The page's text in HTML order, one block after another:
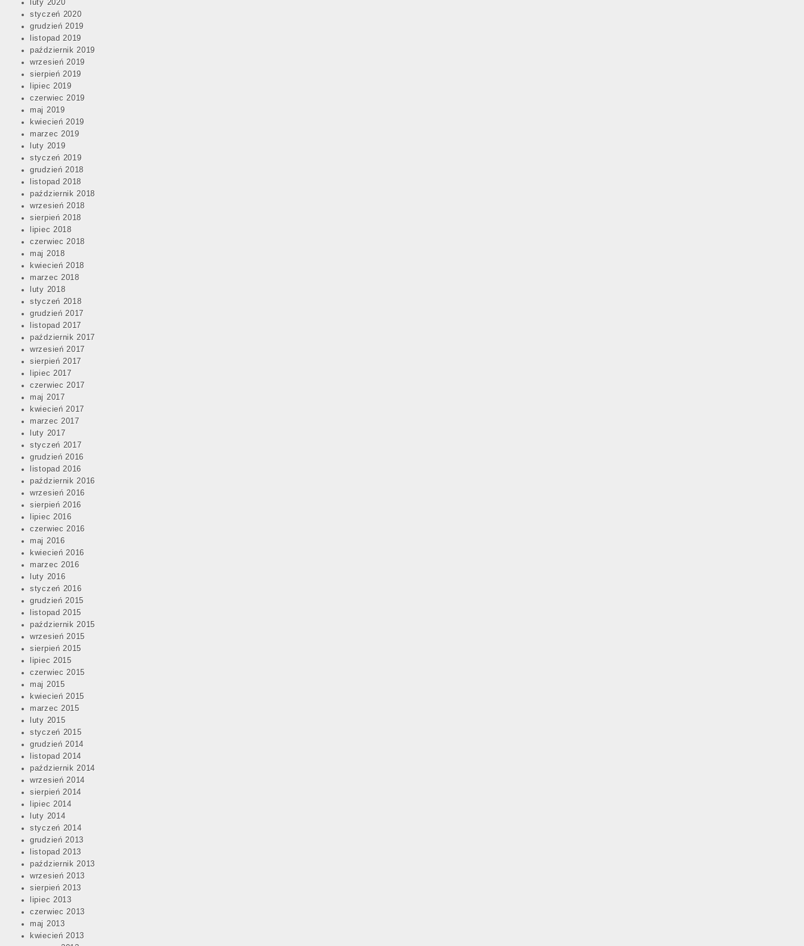
luty 2020
styczeń 2020
grudzień 2019
listopad 2019
październik 2019
wrzesień 2019
sierpień 2019
lipiec 2019
czerwiec 2019
maj 2019
kwiecień 2019
marzec 2019
luty 2019
styczeń 2019
grudzień 2018
listopad 2018
październik 2018
wrzesień 2018
sierpień 2018
lipiec 2018
czerwiec 2018
maj 2018
kwiecień 2018
marzec 2018
luty 2018
styczeń 2018
grudzień 2017
listopad 2017
październik 2017
wrzesień 2017
sierpień 2017
lipiec 2017
czerwiec 2017
maj 2017
kwiecień 2017
marzec 2017
luty 2017
styczeń 2017
grudzień 2016
listopad 2016
październik 2016
wrzesień 2016
sierpień 2016
lipiec 2016
czerwiec 2016
maj 2016
kwiecień 2016
marzec 2016
luty 2016
styczeń 2016
grudzień 2015
listopad 2015
październik 2015
wrzesień 2015
sierpień 2015
lipiec 2015
czerwiec 2015
maj 2015
kwiecień 2015
marzec 2015
luty 2015
styczeń 2015
grudzień 2014
listopad 2014
październik 2014
wrzesień 2014
sierpień 2014
lipiec 2014
luty 2014
styczeń 2014
grudzień 2013
listopad 2013
październik 2013
wrzesień 2013
sierpień 2013
lipiec 2013
czerwiec 2013
maj 2013
kwiecień 2013